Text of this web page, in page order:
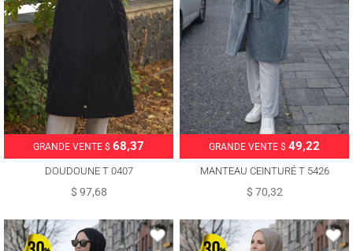
GRANDE VENTE $ 68,37
DOUDOUNE T 0407
$ 97,68
GRANDE VENTE $ 49,22
MANTEAU CEINTURÉ T 5426
$ 70,32